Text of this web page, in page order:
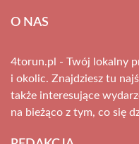
O NAS
4torun.pl - Twój lokalny
i okolic. Znajdziesz tu
także interesujące
na bieżąco z tym, co się